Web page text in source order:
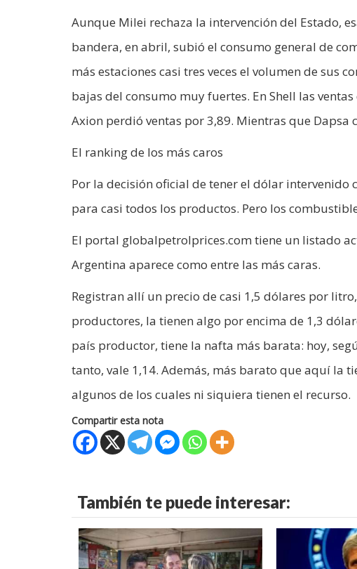
Aunque Milei rechaza la intervención del Estado,
bandera, en abril, subió el consumo general de
más estaciones casi tres veces el volumen de sus
bajas del consumo muy fuertes. En Shell las
Axion perdió ventas por 3,89. Mientras que Dapsa
El ranking de los más caros
Por la decisión oficial de tener el dólar
para casi todos los productos. Pero los
El portal globalpetrolprices.com tiene un listado
Argentina aparece como entre las más caras.
Registran allí un precio de casi 1,5 dólares por
productores, la tienen algo por encima de 1,3
país productor, tiene la nafta más barata: hoy,
tanto, vale 1,14. Además, más barato que aquí la
algunos de los cuales ni siquiera tienen el recurso.
Compartir esta nota
También te puede interesar: